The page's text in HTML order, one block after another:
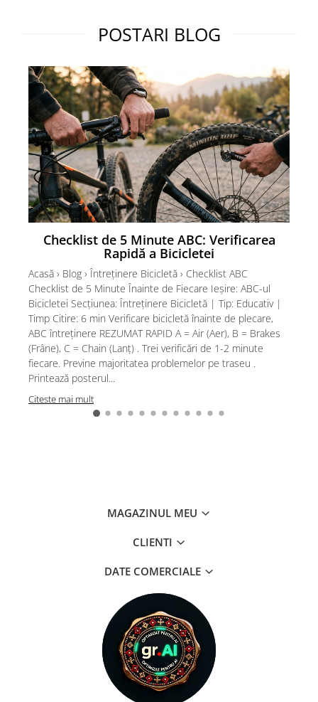
POSTARI BLOG
Checklist de 5 Minute ABC: Verificarea
Rapidă a Bicicletei
Acasă › Blog › Întreținere Bicicletă › Checklist ABC
Checklist de 5 Minute Înainte de Fiecare Ieșire: ABC-ul
Bicicletei Secțiunea: Întreținere Bicicletă | Tip: Educativ |
Timp Citire: 6 min Verificare bicicletă înainte de plecare,
ABC întreținere REZUMAT RAPID A = Air (Aer), B = Brakes
(Frâne), C = Chain (Lanț) . Trei verificări de 1-2 minute
fiecare. Previne majoritatea problemelor pe traseu .
Printează posterul...
Citeste mai mult
MAGAZINUL MEU
CLIENTI
DATE COMERCIALE